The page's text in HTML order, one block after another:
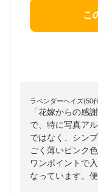
こ
ラベンダーヘイズ(50
「花嫁からの感
で、特に写真ア
ではなく、シン
ごく薄いピンク
ワンポイントで
なっています。